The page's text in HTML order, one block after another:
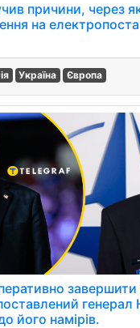
причини, через
на
Україна Європа
завершити
його намірів.